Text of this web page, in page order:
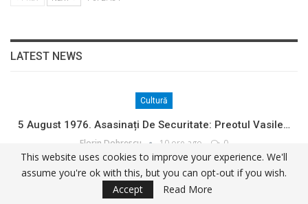
LATEST NEWS
Cultură
5 August 1976. Asasinați De Securitate: Preotul Vasile…
Florin Dobrescu 10 ore ago 0
Cultură
This website uses cookies to improve your experience. We'll
assume you're ok with this, but you can opt-out if you wish.
Accept
Read More